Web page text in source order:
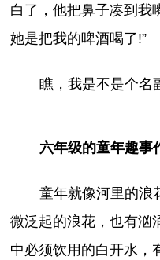
白了，他把鼻子凑到我
她是把我的啤酒喝了!”
瞧，我是不是个名
六年级的童年趣事
童年就像河里的浪
微泛起的浪花，也有汹
中必须饮用的白开水，